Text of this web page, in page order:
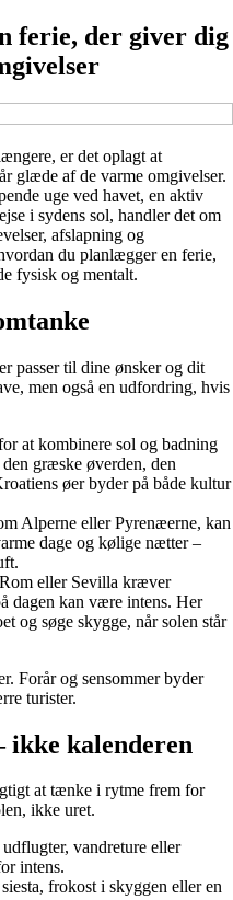
ferie, der giver dig
er det oplagt at
glæde af de varme omgivelser.
uge ved havet, en aktiv
i sydens sol, handler det om
afslapning og
du planlægger en ferie,
fysisk og mentalt.
passer til dine ønsker og dit
men også en udfordring, hvis
at kombinere sol og badning
græske øverden, den
øer byder på både kultur
Alperne eller Pyrenæerne, kan
dage og kølige nætter –
eller Sevilla kræver
dagen kan være intens. Her
og søge skygge, når solen står
Forår og sensommer byder
turister.
kalenderen
at tænke i rytme frem for
ikke uret.
vandreture eller
intens.
frokost i skyggen eller en